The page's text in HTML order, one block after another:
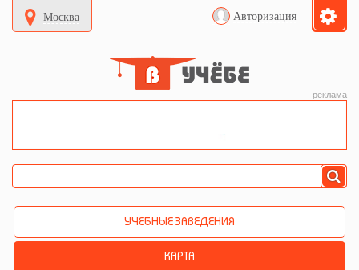
Москва Авторизация
реклама
УЧЕБНЫЕ ЗАВЕДЕНИЯ
КАРТА